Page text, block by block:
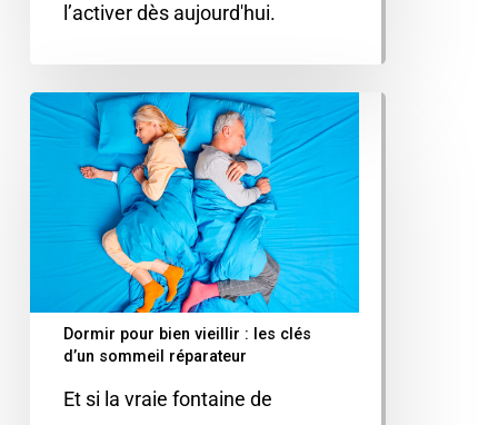
l’activer dès aujourd'hui.
Dormir pour bien vieillir : les clés
d’un sommeil réparateur
Et si la vraie fontaine de